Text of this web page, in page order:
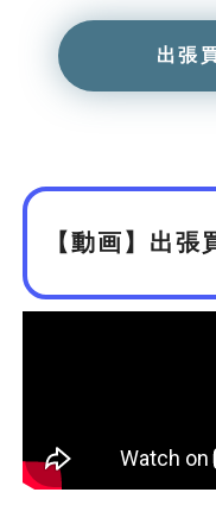
出張
【動画】出張